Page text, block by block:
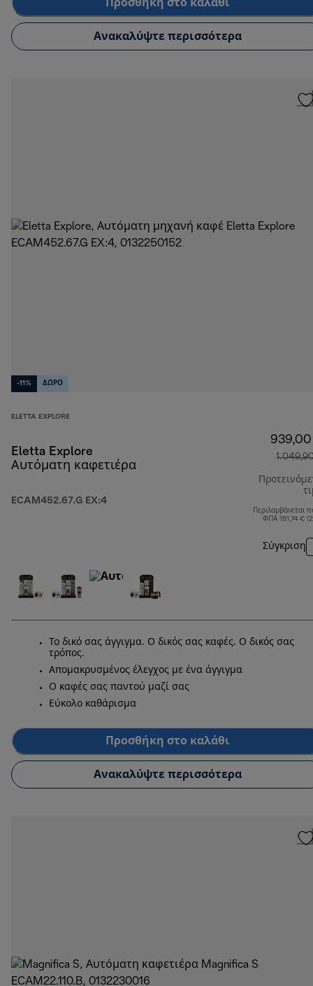
Προσθήκη στο καλάθι
Ανακαλύψτε περισσότερα
-11% ΔΩΡΟ
ELETTA EXPLORE
Eletta Explore
Αυτόματη καφετιέρα
ECAM452.67.G EX:4
Περιλαμβάνεται
ΦΠΑ 181,74 €
Σύγκριση
Το δικό σας άγγιγμα. Ο δικός σας καφές. Ο δικός σας
τρόπος.
Απομακρυσμένος έλεγχος με ένα άγγιγμα
Ο καφές σας παντού μαζί σας
Εύκολο καθάρισμα
Προσθήκη στο καλάθι
Ανακαλύψτε περισσότερα